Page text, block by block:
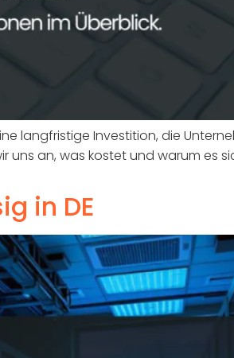
langfristige Investition, die
uns an, was kostet und warum es
in DE